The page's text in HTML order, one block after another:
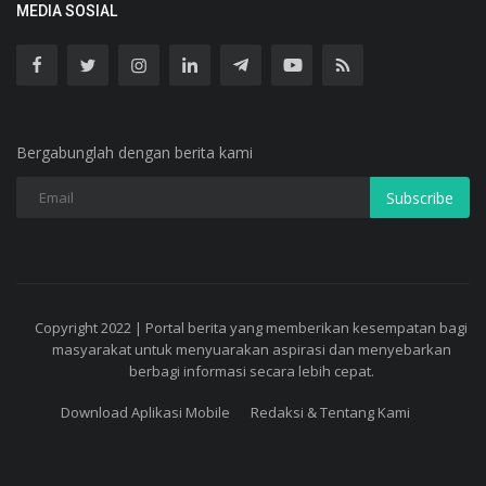
MEDIA SOSIAL
Bergabunglah dengan berita kami
Subscribe
Copyright 2022 | Portal berita yang memberikan kesempatan bagi
masyarakat untuk menyuarakan aspirasi dan menyebarkan
berbagi informasi secara lebih cepat.
Download Aplikasi Mobile Redaksi & Tentang Kami